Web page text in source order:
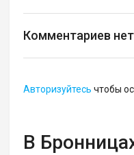
Комментариев нет
Авторизуйтесь чтобы
В